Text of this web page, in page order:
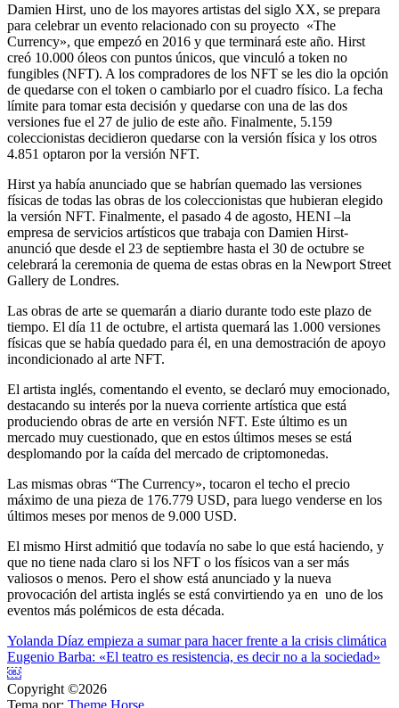
Damien Hirst, uno de los mayores artistas del siglo XX, se prepara
para celebrar un evento relacionado con su proyecto «The
Currency», que empezó en 2016 y que terminará este año. Hirst
creó 10.000 óleos con puntos únicos, que vinculó a token no
fungibles (NFT). A los compradores de los NFT se les dio la opción
de quedarse con el token o cambiarlo por el cuadro físico. La fecha
límite para tomar esta decisión y quedarse con una de las dos
versiones fue el 27 de julio de este año. Finalmente, 5.159
coleccionistas decidieron quedarse con la versión física y los otros
4.851 optaron por la versión NFT.
Hirst ya había anunciado que se habrían quemado las versiones
físicas de todas las obras de los coleccionistas que hubieran elegido
la versión NFT. Finalmente, el pasado 4 de agosto, HENI –la
empresa de servicios artísticos que trabaja con Damien Hirst-
anunció que desde el 23 de septiembre hasta el 30 de octubre se
celebrará la ceremonia de quema de estas obras en la Newport Street
Gallery de Londres.
Las obras de arte se quemarán a diario durante todo este plazo de
tiempo. El día 11 de octubre, el artista quemará las 1.000 versiones
físicas que se había quedado para él, en una demostración de apoyo
incondicionado al arte NFT.
El artista inglés, comentando el evento, se declaró muy emocionado,
destacando su interés por la nueva corriente artística que está
produciendo obras de arte en versión NFT. Este último es un
mercado muy cuestionado, que en estos últimos meses se está
desplomando por la caída del mercado de criptomonedas.
Las mismas obras “The Currency», tocaron el techo el precio
máximo de una pieza de 176.779 USD, para luego venderse en los
últimos meses por menos de 9.000 USD.
El mismo Hirst admitió que todavía no sabe lo que está haciendo, y
que no tiene nada claro si los NFT o los físicos van a ser más
valiosos o menos. Pero el show está anunciado y la nueva
provocación del artista inglés se está convirtiendo ya en uno de los
eventos más polémicos de esta década.
Navegación
de
entradas
Yolanda Díaz empieza a sumar para hacer frente a la crisis climática
Eugenio Barba: «El teatro es resistencia, es decir no a la sociedad»
￼
Copyright ©2026
Tema por: Theme Horse